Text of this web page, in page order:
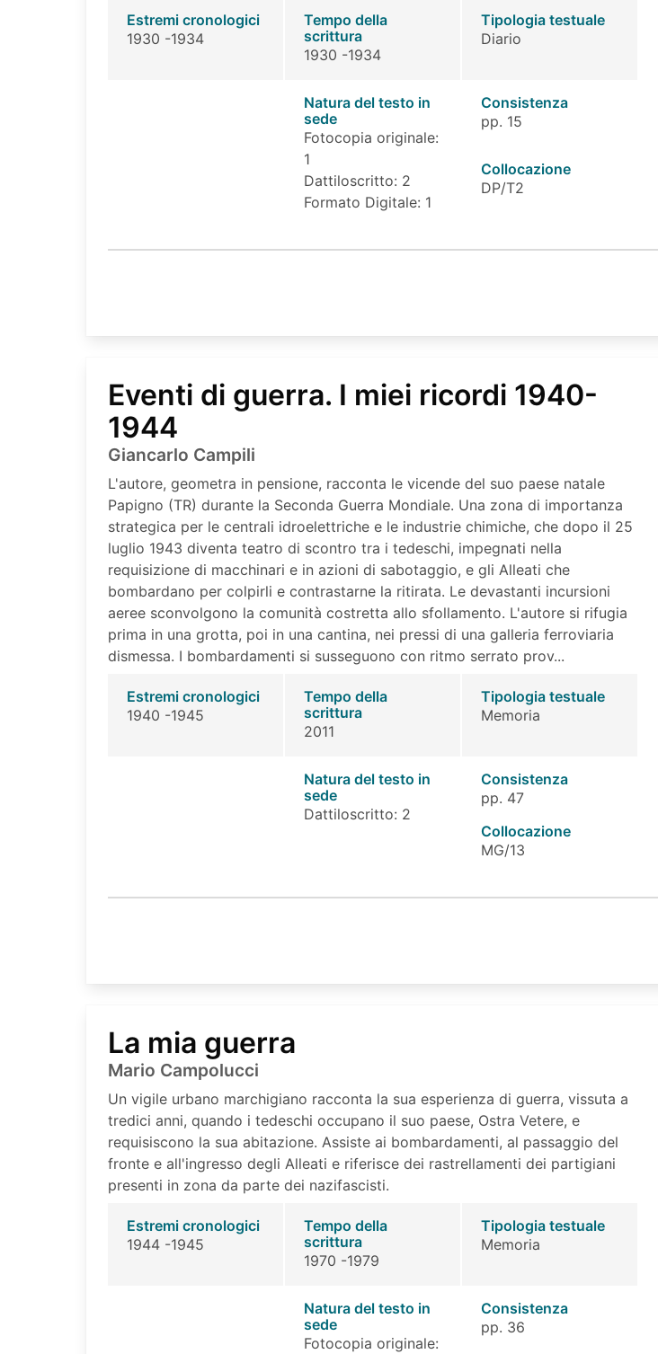
Estremi cronologici
1930 -1934
Tempo della
scrittura
1930 -1934
Tipologia testuale
Diario
Natura del testo in
sede
Fotocopia originale:
1
Dattiloscritto: 2
Formato Digitale: 1
Consistenza
pp. 15
Collocazione
DP/T2
Eventi di guerra. I miei ricordi 1940-
1944
Giancarlo Campili
L'autore, geometra in pensione, racconta le vicende del suo paese natale
Papigno (TR) durante la Seconda Guerra Mondiale. Una zona di importanza
strategica per le centrali idroelettriche e le industrie chimiche, che dopo il 25
luglio 1943 diventa teatro di scontro tra i tedeschi, impegnati nella
requisizione di macchinari e in azioni di sabotaggio, e gli Alleati che
bombardano per colpirli e contrastarne la ritirata. Le devastanti incursioni
aeree sconvolgono la comunità costretta allo sfollamento. L'autore si rifugia
prima in una grotta, poi in una cantina, nei pressi di una galleria ferroviaria
dismessa. I bombardamenti si susseguono con ritmo serrato prov...
Estremi cronologici
1940 -1945
Tempo della
scrittura
2011
Tipologia testuale
Memoria
Natura del testo in
sede
Dattiloscritto: 2
Consistenza
pp. 47
Collocazione
MG/13
La mia guerra
Mario Campolucci
Un vigile urbano marchigiano racconta la sua esperienza di guerra, vissuta a
tredici anni, quando i tedeschi occupano il suo paese, Ostra Vetere, e
requisiscono la sua abitazione. Assiste ai bombardamenti, al passaggio del
fronte e all'ingresso degli Alleati e riferisce dei rastrellamenti dei partigiani
presenti in zona da parte dei nazifascisti.
Estremi cronologici
1944 -1945
Tempo della
scrittura
1970 -1979
Tipologia testuale
Memoria
Natura del testo in
sede
Fotocopia originale:
Consistenza
pp. 36